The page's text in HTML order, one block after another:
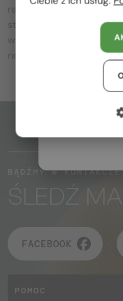
reprezentują doskonałą
stworzone dla osób,
wykonania i
nowoczesny design i
BĄDŹMY W KONTAKCIE
ŚLEDŹ
FACEBOOK
POMOC